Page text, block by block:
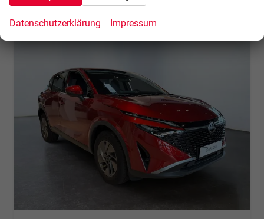
Datenschutzerklärung Impressum